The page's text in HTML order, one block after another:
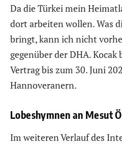
Da die Türkei mein
dort arbeiten wollen. Was
bringt, kann ich nicht
gegenüber der DHA.
Vertrag bis zum 30. Juni
Hannoveranern.
Lobeshymnen an Mesut
Im weiteren Verlauf des